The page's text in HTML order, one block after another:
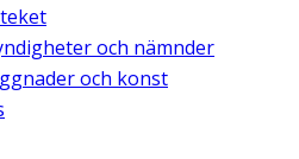
och nämnder
och konst